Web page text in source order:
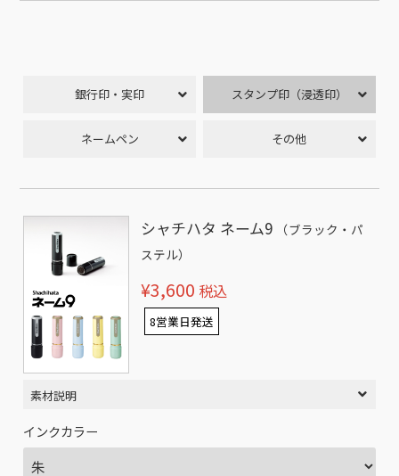
銀行印・実印 スタンプ印（浸透印）
ネームペン その他
シャチハタ ネーム9
（ブラック・パ
ステル）
¥3,600 税込
8営業日発送
素材説明
インクカラー